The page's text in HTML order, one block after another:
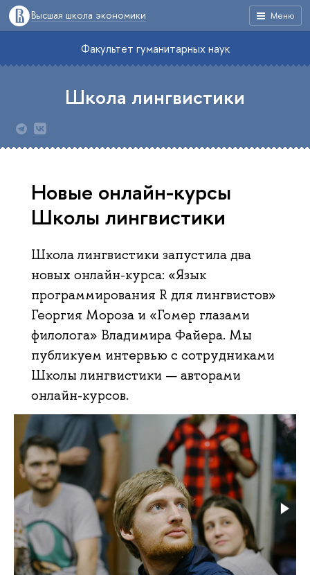
Меню
Высшая школа экономики
Факультет гуманитарных наук
Школа лингвистики
Новые онлайн-курсы
Школы лингвистики
Школа лингвистики запустила два
новых онлайн-курса: «Язык
программирования R для лингвистов»
Георгия Мороза и «Гомер глазами
филолога» Владимира Файера. Мы
публикуем интервью с сотрудниками
Школы лингвистики — авторами
онлайн-курсов.